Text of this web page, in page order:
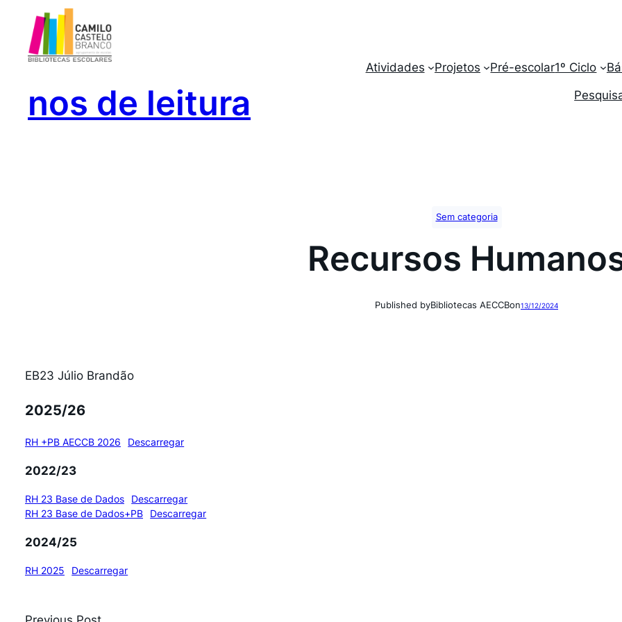
Saltar
nos de leitura
Atividades Projetos Pré-escolar1º Ciclo
Sem categoria
Recursos
Published byBibliotecas AECCBon13/12/2024
EB23 Júlio Brandão
2025/26
RH +PB AECCB 2026 Descarregar
2022/23
RH 23 Base de Dados
Descarregar
RH 23 Base de Dados+PB
Descarregar
2024/25
RH 2025 Descarregar